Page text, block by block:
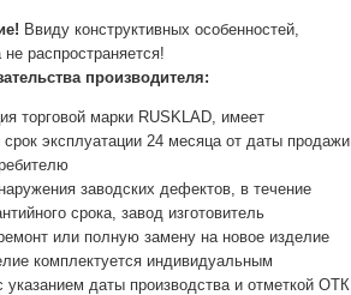
Ввиду конструктивных особенностей,
не распространяется!
производителя:
торговой марки RUSKLAD, имеет
срок эксплуатации 24 месяца от даты продажи
заводских дефектов, в течение
срока, завод изготовитель
или полную замену на новое изделие
комплектуется индивидуальным
указанием даты производства и отметкой ОТК